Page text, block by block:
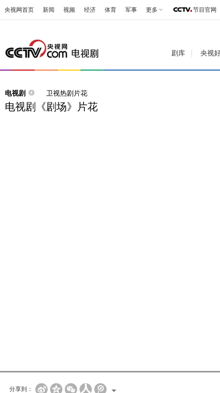
央视网首页 新闻 视频 经济 体育 军事 更多 节目官网
剧库 央视
电视剧 卫视热剧片花
电视剧《剧场》片花
分享到：